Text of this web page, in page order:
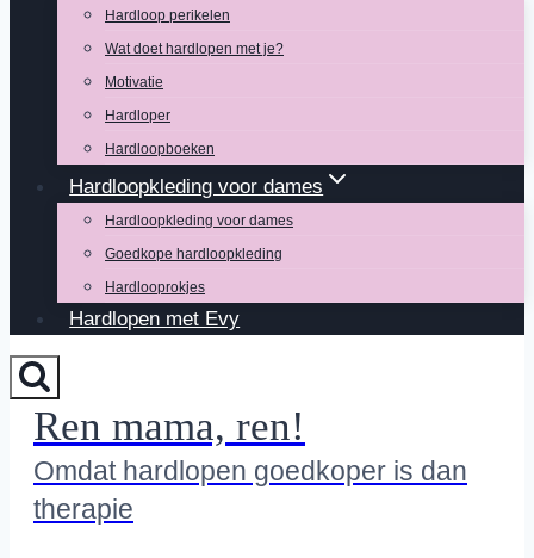
Hardloop perikelen
Wat doet hardlopen met je?
Motivatie
Hardloper
Hardloopboeken
Hardloopkleding voor dames
Hardloopkleding voor dames
Goedkope hardloopkleding
Hardlooprokjes
Hardlopen met Evy
Ren mama, ren!
Omdat hardlopen goedkoper is dan
therapie